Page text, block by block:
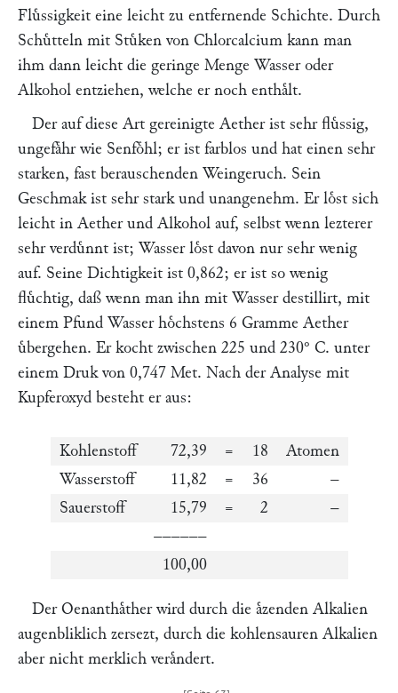
Fluͤssigkeit eine leicht zu entfernende Schichte. Durch
Schuͤtteln mit Stuͤken von Chlorcalcium kann man
ihm dann leicht die geringe Menge Wasser oder
Alkohol entziehen, welche er noch enthaͤlt.
Der auf diese Art gereinigte Aether ist sehr fluͤssig,
ungefaͤhr wie Senfoͤhl; er ist farblos und hat einen sehr
starken, fast berauschenden Weingeruch. Sein
Geschmak ist sehr stark und unangenehm. Er loͤst sich
leicht in Aether und Alkohol auf, selbst wenn lezterer
sehr verduͤnnt ist; Wasser loͤst davon nur sehr wenig
auf. Seine Dichtigkeit ist 0,862; er ist so wenig
fluͤchtig, daß wenn man ihn mit Wasser destillirt, mit
einem Pfund Wasser hoͤchstens 6 Gramme Aether
uͤbergehen. Er kocht zwischen 225 und 230° C. unter
einem Druk von 0,747 Met. Nach der Analyse mit
Kupferoxyd besteht er aus:
Kohlenstoff 72,39 = 18
Atomen
Wasserstoff
11,82 = 36
–
Sauerstoff
15,79 = 2
–
––––––
100,00
Der Oenanthaͤther wird durch die aͤzenden Alkalien
augenbliklich zersezt, durch die kohlensauren Alkalien
aber nicht merklich veraͤndert.